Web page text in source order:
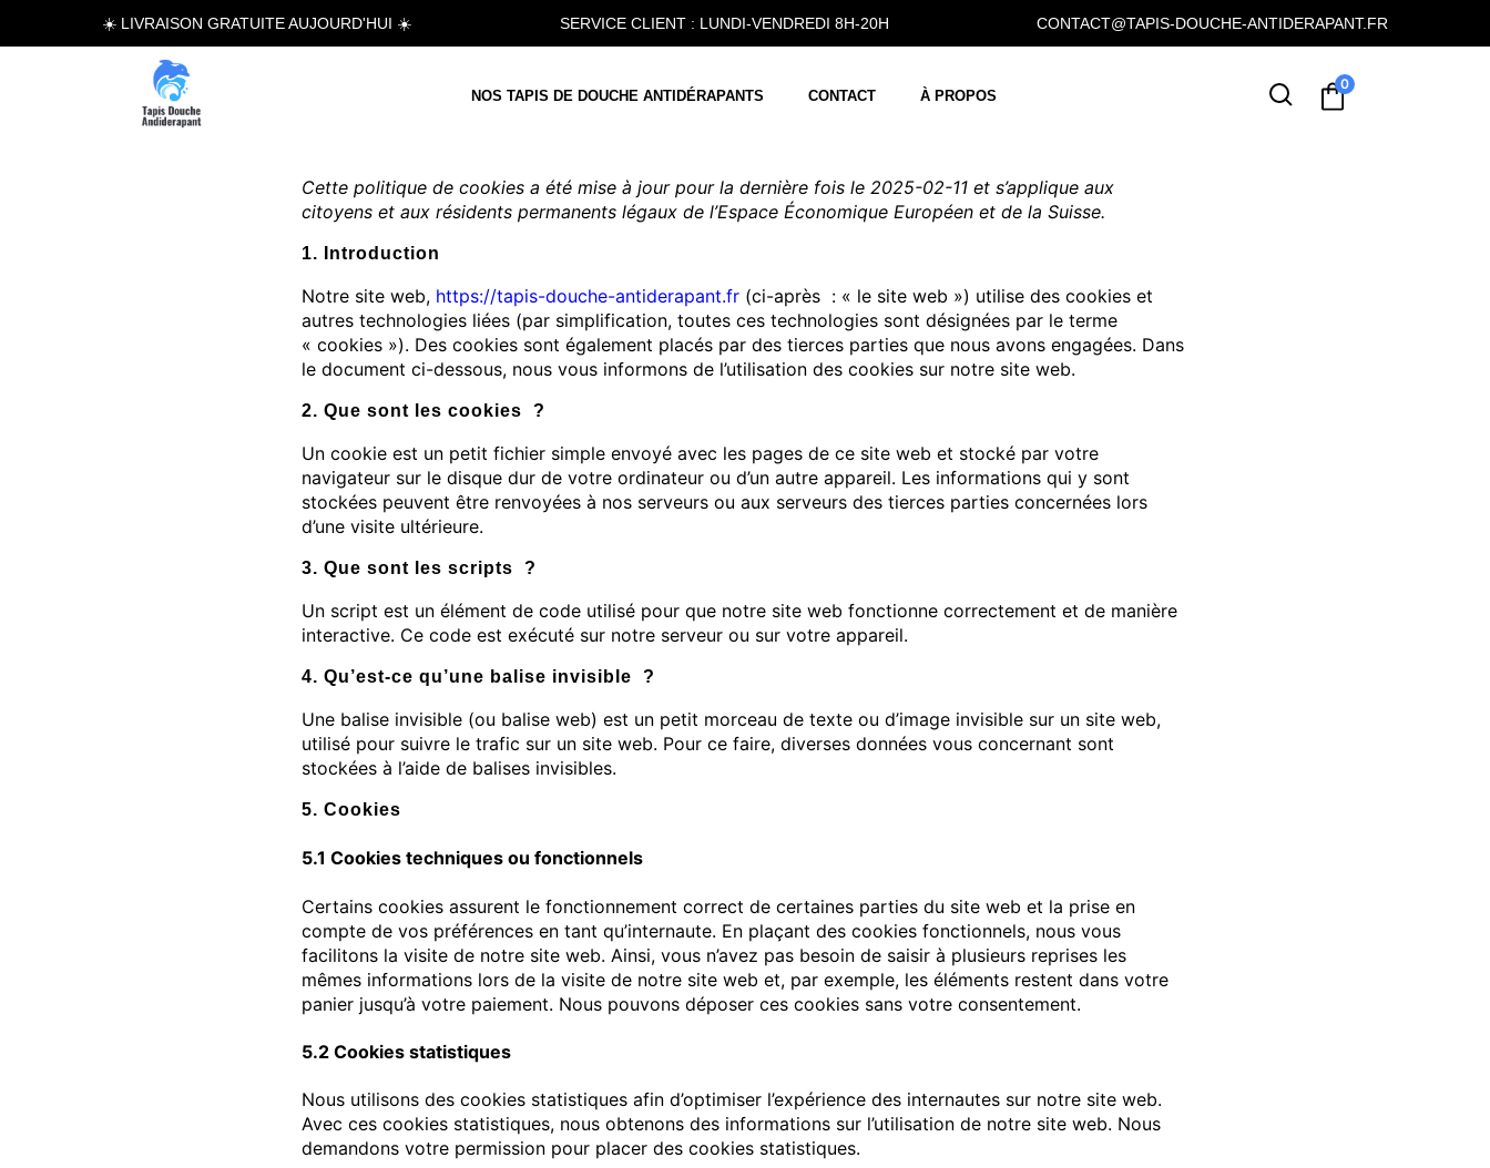
☀️ LIVRAISON GRATUITE AUJOURD'HUI ☀️ SERVICE CLIENT : LUNDI-VENDREDI 8H-20H CONTACT@TAPIS-DOUCHE-ANTIDERAPANT.FR
NOS TAPIS DE DOUCHE ANTIDÉRAPANTS CONTACT À PROPOS
0
Cette politique de cookies a été mise à jour pour la dernière fois le 2025-02-11 et s’applique aux
citoyens et aux résidents permanents légaux de l’Espace Économique Européen et de la Suisse.
1. Introduction
Notre site web, https://tapis-douche-antiderapant.fr (ci-après : « le site web ») utilise des cookies et
autres technologies liées (par simplification, toutes ces technologies sont désignées par le terme
« cookies »). Des cookies sont également placés par des tierces parties que nous avons engagées. Dans
le document ci-dessous, nous vous informons de l’utilisation des cookies sur notre site web.
2. Que sont les cookies ?
Un cookie est un petit fichier simple envoyé avec les pages de ce site web et stocké par votre
navigateur sur le disque dur de votre ordinateur ou d’un autre appareil. Les informations qui y sont
stockées peuvent être renvoyées à nos serveurs ou aux serveurs des tierces parties concernées lors
d’une visite ultérieure.
3. Que sont les scripts ?
Un script est un élément de code utilisé pour que notre site web fonctionne correctement et de manière
interactive. Ce code est exécuté sur notre serveur ou sur votre appareil.
4. Qu’est-ce qu’une balise invisible ?
Une balise invisible (ou balise web) est un petit morceau de texte ou d’image invisible sur un site web,
utilisé pour suivre le trafic sur un site web. Pour ce faire, diverses données vous concernant sont
stockées à l’aide de balises invisibles.
5. Cookies
5.1 Cookies techniques ou fonctionnels
Certains cookies assurent le fonctionnement correct de certaines parties du site web et la prise en
compte de vos préférences en tant qu’internaute. En plaçant des cookies fonctionnels, nous vous
facilitons la visite de notre site web. Ainsi, vous n’avez pas besoin de saisir à plusieurs reprises les
mêmes informations lors de la visite de notre site web et, par exemple, les éléments restent dans votre
panier jusqu’à votre paiement. Nous pouvons déposer ces cookies sans votre consentement.
5.2 Cookies statistiques
Nous utilisons des cookies statistiques afin d’optimiser l’expérience des internautes sur notre site web.
Avec ces cookies statistiques, nous obtenons des informations sur l’utilisation de notre site web. Nous
demandons votre permission pour placer des cookies statistiques.